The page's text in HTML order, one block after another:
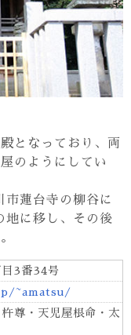
となっており、両
のようにしてい
市蓮台寺の柳谷に
地に移し、その後
3番34号
~amatsu/
尊・天児屋根命・太